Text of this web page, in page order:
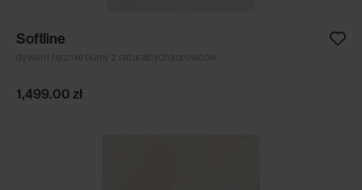
Softline
dywan | ręcznie tkany z naturalnych surowców
1,499.00 zł